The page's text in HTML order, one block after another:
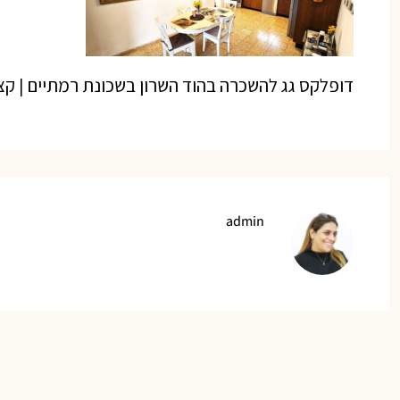
דופלקס גג להשכרה בהוד השרון בשכונת רמתיים |
admin